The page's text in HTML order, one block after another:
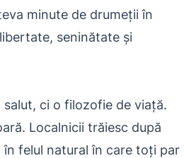
minute de drumeții în
seninătate și
salut, ci o filozofie de viață.
Localnicii trăiesc după
felul natural în care toți par